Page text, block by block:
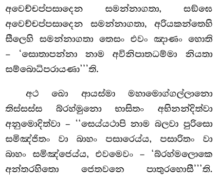
අවෙච්චප්පසාදෙන සමන්නාගතා, සඞ්ඝෙ
අවෙච්චප්පසාදෙන සමන්නාගතා, අරියකන්තෙහි
සීලෙහි සමන්නාගතා තෙසං එවං ඤාණං හොති
– ‘සොතාපන්නා නාම අවිනිපාතධම්මා නියතා
සම්බොධිපරායණා’’’ති.
අථ ඛො ආයස්මා මහාමොග්ගල්ලානො
තිස්සස්ස බ්රහ්මුනො භාසිතං අභිනන්දිත්වා
අනුමොදිත්වා – ‘‘සෙය්යථාපි නාම බලවා පුරිසො
සමිඤ්ජිතං වා බාහං පසාරෙය්ය, පසාරිතං වා
බාහං සමිඤ්ජෙය්ය, එවමෙවං – ‘බ්රහ්මලොකෙ
අන්තරහිතො ජෙතවනෙ පාතුරහොසී’’’ති.